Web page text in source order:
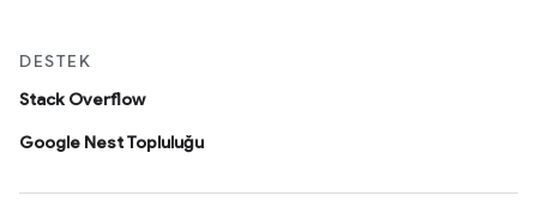
DESTEK
Stack Overflow
Google Nest Topluluğu